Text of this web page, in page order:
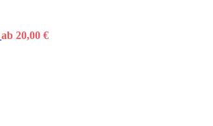
ab 20,00 €